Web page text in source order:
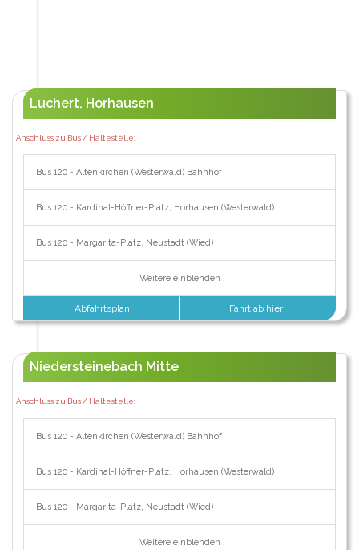
Luchert, Horhausen
Anschluss zu Bus / Haltestelle:
Bus 120 - Altenkirchen (Westerwald) Bahnhof
Bus 120 - Kardinal-Höffner-Platz, Horhausen (Westerwald)
Bus 120 - Margarita-Platz, Neustadt (Wied)
Weitere einblenden
Abfahrtsplan Fahrt ab hier
Niedersteinebach Mitte
Anschluss zu Bus / Haltestelle:
Bus 120 - Altenkirchen (Westerwald) Bahnhof
Bus 120 - Kardinal-Höffner-Platz, Horhausen (Westerwald)
Bus 120 - Margarita-Platz, Neustadt (Wied)
Weitere einblenden